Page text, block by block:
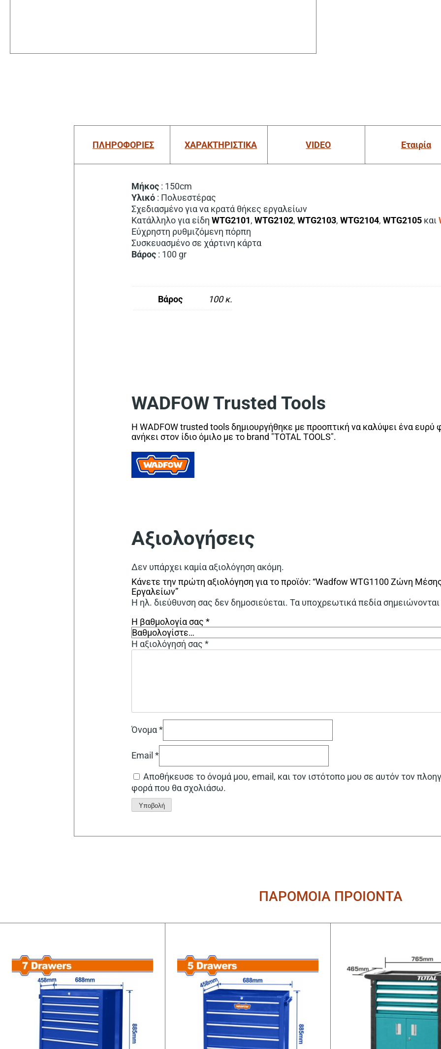
ΠΛΗΡΟΦΟΡΙΕΣ ΧΑΡΑΚΤΗΡΙΣΤΙΚΑ VIDEO Εταιρία
Μήκος : 150cm
Υλικό : Πολυεστέρας
Σχεδιασμένο για να κρατά θήκες εργαλείων
Κατάλληλο για είδηWTG2101,WTG2102,WTG2103,WTG2104,WTG2105 και
Εύχρηστη ρυθμιζόμενη πόρπη
Συσκευασμένο σε χάρτινη κάρτα
Βάρος : 100 gr
Βάρος 100 κ.
WADFOW Trusted Tools
Η WADFOW trusted tools δημιουργήθηκε με προοπτική να καλύψει ένα ευρύ
ανήκει στον ίδιο όμιλο με το brand "TOTAL TOOLS".
Αξιολογήσεις
Δεν υπάρχει καμία αξιολόγηση ακόμη.
Κάνετε την πρώτη αξιολόγηση για το προϊόν: “Wadfow WTG1100 Ζώνη
Εργαλείων”
Η ηλ. διεύθυνση σας δεν δημοσιεύεται. Τα υποχρεωτικά πεδία
Η βαθμολογία σας*
Η αξιολόγησή σας*
Όνομα*
Email*
Αποθήκευσε το όνομά μου, email, και τον ιστότοπο μου σε αυτόν τον
φορά που θα σχολιάσω.
ΠΑΡΟΜΟΙΑ ΠΡΟΙΟΝΤΑ